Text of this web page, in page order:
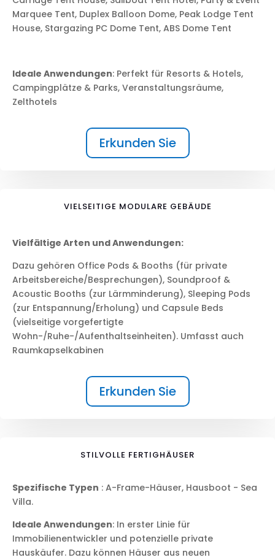
Marquee Tent, Duplex Balloon Dome, Peak Lodge Tent
House, Stargazing PC Dome Tent, ABS Dome Tent
Ideale Anwendungen: Perfekt für Resorts & Hotels,
Campingplätze & Parks, Veranstaltungsräume,
Zelthotels
Erkunden Sie
VIELSEITIGE MODULARE GEBÄUDE
Vielfältige Arten und Anwendungen:
Dazu gehören Office Pods & Booths (für private
Arbeitsbereiche/Besprechungen), Soundproof &
Acoustic Booths (zur Lärmminderung), Sleeping Pods
(zur Entspannung/Erholung) und Capsule Beds
(vielseitige vorgefertigte
Wohn-/Ruhe-/Aufenthaltseinheiten). Umfasst auch
Raumkapselkabinen
Erkunden Sie
STILVOLLE FERTIGHÄUSER
Spezifische Typen : A-Frame-Häuser, Hausboot - Sea
Villa.
Ideale Anwendungen: In erster Linie für
Immobilienentwickler und potenzielle private
Hauskäufer. Dazu können Häuser aus neuen